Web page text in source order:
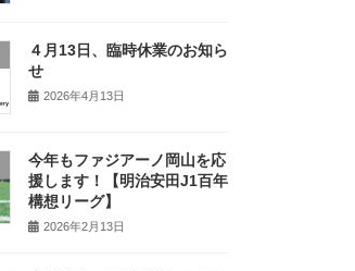
４月13日、臨時休業のお知ら
せ
2026年4月13日
今年もファジアーノ岡山を応
援します！【明治安田J1百年
構想リーグ】
2026年2月13日